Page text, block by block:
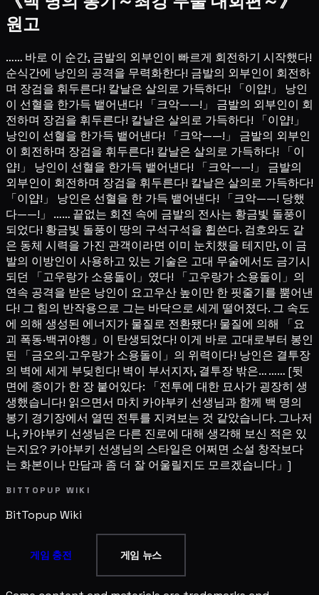
원고
…… 바로 이 순간, 금발의 외부인이 빠르게 회전하기 시작했다!
순식간에 낭인의 공격을 무력화한다! 금발의 외부인이 회전하
며 장검을 휘두른다! 칼날은 살의로 가득하다! 「이얍!」 낭인
이 선혈을 한가득 뱉어낸다! 「크악——!」 금발의 외부인이 회
전하며 장검을 휘두른다! 칼날은 살의로 가득하다! 「이얍!」
낭인이 선혈을 한가득 뱉어낸다! 「크악——!」 금발의 외부인
이 회전하며 장검을 휘두른다! 칼날은 살의로 가득하다! 「이
얍!」 낭인이 선혈을 한가득 뱉어낸다! 「크악——!」 금발의
외부인이 회전하며 장검을 휘두른다! 칼날은 살의로 가득하다!
「이얍!」 낭인은 선혈을 한 가득 뱉어낸다! 「크악——! 당했
다——!」 …… 끝없는 회전 속에 금발의 전사는 황금빛 돌풍이
되었다! 황금빛 돌풍이 땅의 구석구석을 휩쓴다. 검호와도 같
은 동체 시력을 가진 관객이라면 이미 눈치챘을 테지만, 이 금
발의 이방인이 사용하고 있는 기술은 고대 무술에서도 금기시
되던 「고우랑가 소용돌이」였다! 「고우랑가 소용돌이」의
연속 공격을 받은 낭인이 요고우산 높이만 한 핏줄기를 뿜어낸
다! 그 힘의 반작용으로 그는 바닥으로 세게 떨어졌다. 그 속도
에 의해 생성된 에너지가 물질로 전환됐다! 물질에 의해 「요
괴 폭동·백귀야행」이 탄생되었다! 이게 바로 고대로부터 봉인
된 「금오의·고우랑가 소용돌이」의 위력이다! 낭인은 결투장
의 벽에 세게 부딪힌다! 벽이 부서지자, 결투장 밖은… …… [뒷
면에 종이가 한 장 붙어있다: 「전투에 대한 묘사가 굉장히 생
생했습니다! 읽으면서 마치 카야부키 선생님과 함께 백 명의
봉기 경기장에서 열띤 전투를 지켜보는 것 같았습니다. 그나저
나, 카야부키 선생님은 다른 진로에 대해 생각해 보신 적은 있
는지요? 카야부키 선생님의 스타일은 어쩌면 소설 창작보다
는 화본이나 만담과 좀 더 잘 어울릴지도 모르겠습니다」]
BITTOPUP WIKI
BitTopup Wiki
게임 충전 게임 뉴스